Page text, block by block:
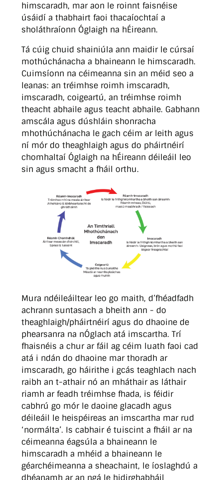
himscaradh, mar aon le roinnt faisnéise
úsáidí a thabhairt faoi thacaíochtaí a
sholáthraíonn Óglaigh na hÉireann.
Tá cúig chuid shainiúla ann maidir le cúrsaí
mothúchánacha a bhaineann le himscaradh.
Cuimsíonn na céimeanna sin an méid seo a
leanas: an tréimhse roimh imscaradh,
imscaradh, coigeartú, an tréimhse roimh
theacht abhaile agus teacht abhaile. Gabhann
amscála agus dúshláin shonracha
mhothúchánacha le gach céim ar leith agus
ní mór do theaghlaigh agus do pháirtnéirí
chomhaltaí Óglaigh na hÉireann déileáil leo
sin agus smacht a fháil orthu.
Mura ndéileáiltear leo go maith, d’fhéadfadh
achrann suntasach a bheith ann - do
theaghlaigh/pháirtnéirí agus do dhaoine de
phearsanra na nÓglach atá imscartha. Trí
fhaisnéis a chur ar fáil ag céim luath faoi cad
atá i ndán do dhaoine mar thoradh ar
imscaradh, go háirithe i gcás teaghlach nach
raibh an t-athair nó an mháthair as láthair
riamh ar feadh tréimhse fhada, is féidir
cabhrú go mór le daoine glacadh agus
déileáil le heispéireas an imscartha mar rud
‘normálta’. Is cabhair é tuiscint a fháil ar na
céimeanna éagsúla a bhaineann le
himscaradh a mhéid a bhaineann le
géarchéimeanna a sheachaint, le íoslaghdú a